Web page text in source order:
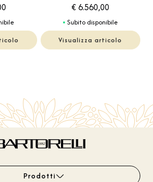
€ 6.560,00
Subito disponibile
Visualizza articolo
Prodotti